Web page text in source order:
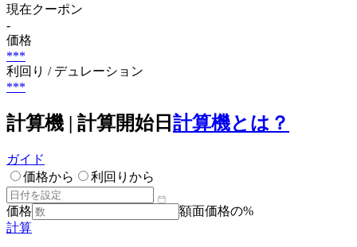
現在クーポン
-
価格
***
利回り / デュレーション
***
計算機 | 計算開始日 計算機とは？
ガイド
価格から
利回りから
価格
額面価格の%
計算